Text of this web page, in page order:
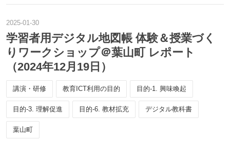
2025-01-30
学習者用デジタル地図帳 体験＆授業づく
りワークショップ＠葉山町 レポート
（2024年12月19日）
講演・研修 教育ICT利用の目的 目的-1. 興味喚起
目的-3. 理解促進 目的-6. 教材拡充 デジタル教科書
葉山町